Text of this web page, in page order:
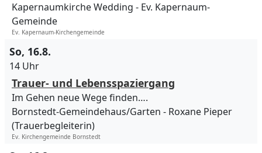
Kapernaumkirche Wedding
Ev. Kapernaum-
Gemeinde
Ev. Kapernaum-Kirchengemeinde
So, 16.8.
14 Uhr
Trauer- und Lebensspaziergang
Im Gehen neue Wege finden….
Bornstedt-Gemeindehaus/Garten
Roxane Pieper
(Trauerbegleiterin)
Ev. Kirchengemeinde Bornstedt